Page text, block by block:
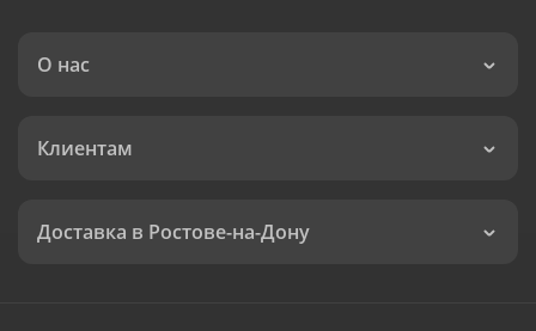
О нас
Клиентам
Доставка в Ростове-на-Дону